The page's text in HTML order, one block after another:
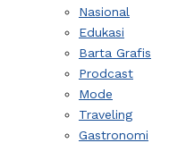
Nasional
Edukasi
Barta Grafis
Prodcast
Mode
Traveling
Gastronomi